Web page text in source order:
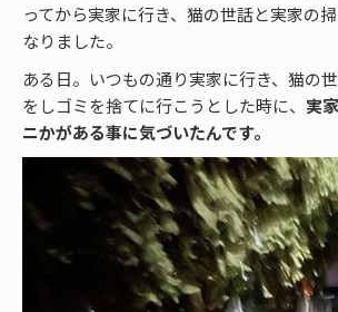
ってから実家に行き、猫の世話と実家の
なりました。
ある日。いつもの通り実家に行き、猫の
をしゴミを捨てに行こうとした時に、 実
ニかがある事に気づいたんです。